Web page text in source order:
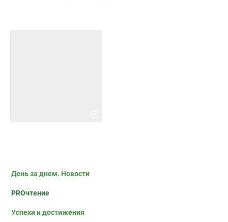
День за днем. Новости
PROчтение
Успехи и достижения